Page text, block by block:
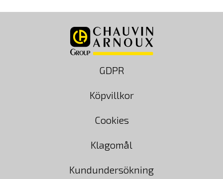
GDPR
Köpvillkor
Cookies
Klagomål
Kundundersökning